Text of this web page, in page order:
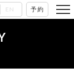
EN 予約